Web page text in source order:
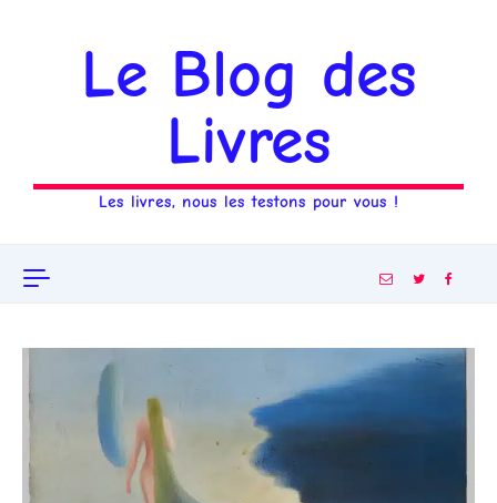
Le Blog des
Livres
Les livres, nous les testons pour vous !